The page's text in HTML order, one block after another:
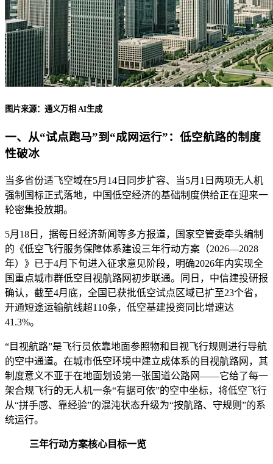
图片来源：通义万相 AI生成
一、从“试点跑马”到“成网运行”：低空航路的制度
性破冰
当多省份适飞空域在5月14日同步扩容、当5月1日两项无人机
强制国标正式落地，中国低空经济的基础制度供给正在迎来一
轮密集投放期。
5月18日，据每日经济新闻等多方报道，国家空管委牵头编制
的《低空飞行服务保障体系建设三年行动方案（2026—2028
年）》已于4月下旬进入征求意见阶段，明确2026年内实现全
国重点城市群低空目视航路网初步联通。同日，中信建投研报
确认，截至4月底，全国已获批低空试点区域已扩至23个省，
开通短途运输航线超110条，低空基建投资同比增速达
41.3%。
“目视航路”是飞行员依靠地面参照物和目视飞行规则进行导航
的空中通道。在城市低空环境中建立成体系的目视航路网，其
制度意义不亚于在地面划设第一张国道公路网——它给了每一
架合规飞行的无人机一条“有据可依”的空中坐标，将低空飞行
从“拼手感、靠经验”的混沌状态升级为“按航路、守规则”的系
统运行。
三年行动方案核心目标一览